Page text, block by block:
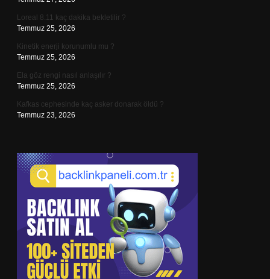
Loreal 8.11 kaç dakika bekletilir ?
Temmuz 25, 2026
Kinetik enerji korunumlu mu ?
Temmuz 25, 2026
Ela göz rengi nasıl anlaşılır ?
Temmuz 25, 2026
Kafkas cephesinde kaç asker donarak öldü ?
Temmuz 23, 2026